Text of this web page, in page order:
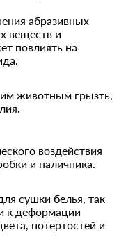
абразивных
веществ и
повлиять на
животным грызть,
воздействия
и наличника.
сушки белья, так
к деформации
потертостей и